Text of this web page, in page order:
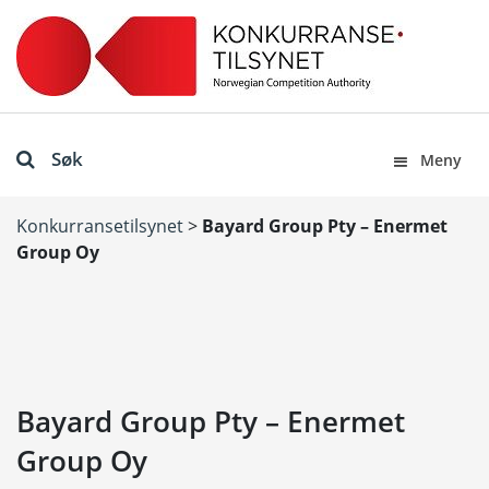
Søk Meny
Konkurransetilsynet> Bayard Group Pty – Enermet
Group Oy
Bayard Group Pty – Enermet
Group Oy